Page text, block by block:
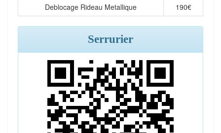
Deblocage Rideau Metallique
190€
Serrurier